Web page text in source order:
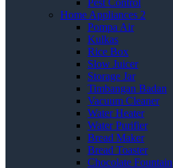
Pest Control
Home Appliances 2
Pompa Air
Kulkas
Rice Box
Slow Juicer
Storage Jar
Timbangan Badan
Vacuum Cleaner
Water Heater
Water Purifier
Bread Maker
Bread Toaster
Chocolate Fountain